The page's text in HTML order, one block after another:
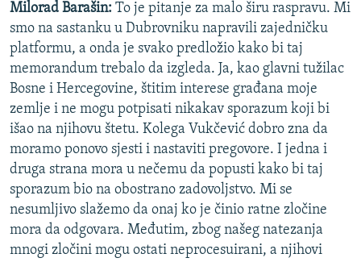
Milorad Barašin: To je pitanje za malo širu raspravu. Mi
smo na sastanku u Dubrovniku napravili zajedničku
platformu, a onda je svako predložio kako bi taj
memorandum trebalo da izgleda. Ja, kao glavni tužilac
Bosne i Hercegovine, štitim interese građana moje
zemlje i ne mogu potpisati nikakav sporazum koji bi
išao na njihovu štetu. Kolega Vukčević dobro zna da
moramo ponovo sjesti i nastaviti pregovore. I jedna i
druga strana mora u nečemu da popusti kako bi taj
sporazum bio na obostrano zadovoljstvo. Mi se
nesumljivo slažemo da onaj ko je činio ratne zločine
mora da odgovara. Međutim, zbog našeg natezanja
mnogi zločini mogu ostati neprocesuirani, a njihovi